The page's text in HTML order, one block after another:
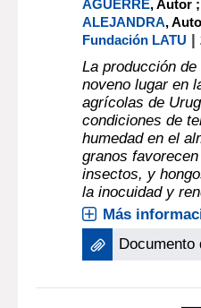
AGUERRE, Autor ;
ALEJANDRA,
Fundación LATU |
La producción
noveno lugar en
agrícolas de
condiciones de
humedad en el
granos
insectos, y
la inocuidad y
Más
Documento